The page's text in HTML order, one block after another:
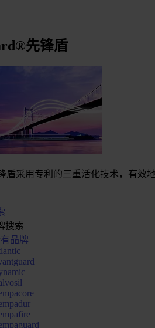
先锋盾
盾采用专利的三重活化技术，有
搜索
品牌